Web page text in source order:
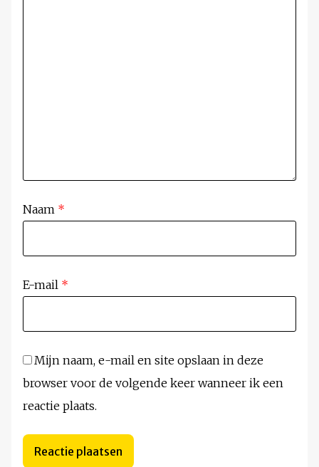
Naam *
E-mail *
Mijn naam, e-mail en site opslaan in deze
browser voor de volgende keer wanneer ik een
reactie plaats.